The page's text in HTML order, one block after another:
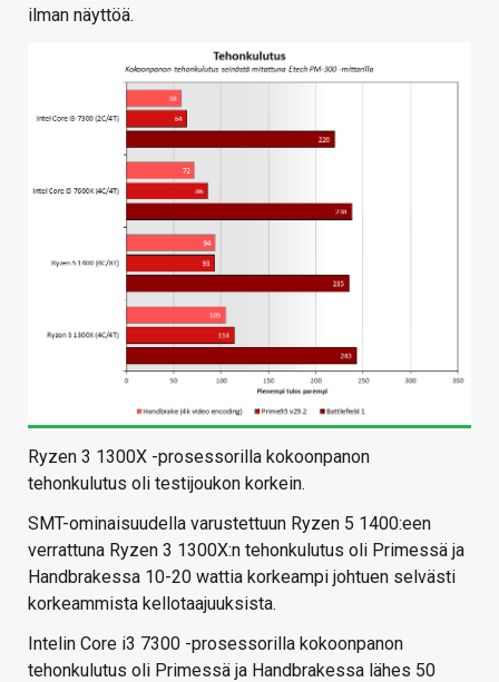
ilman näyttöä.
Ryzen 3 1300X -prosessorilla kokoonpanon
tehonkulutus oli testijoukon korkein.
SMT-ominaisuudella varustettuun Ryzen 5 1400:een
verrattuna Ryzen 3 1300X:n tehonkulutus oli Primessä ja
Handbrakessa 10-20 wattia korkeampi johtuen selvästi
korkeammista kellotaajuuksista.
Intelin Core i3 7300 -prosessorilla kokoonpanon
tehonkulutus oli Primessä ja Handbrakessa lähes 50